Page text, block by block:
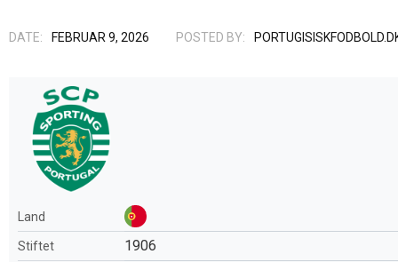
DATE: FEBRUAR 9, 2026 POSTED BY:
Land
Stiftet 1906